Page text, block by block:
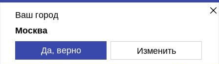
Ваш город
Москва
Да, верно Изменить